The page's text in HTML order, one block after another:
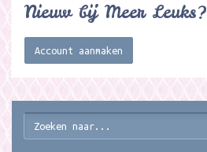
Nieuw bij Meer Leuks?
Account aanmaken